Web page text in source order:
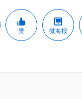
赞 微海报